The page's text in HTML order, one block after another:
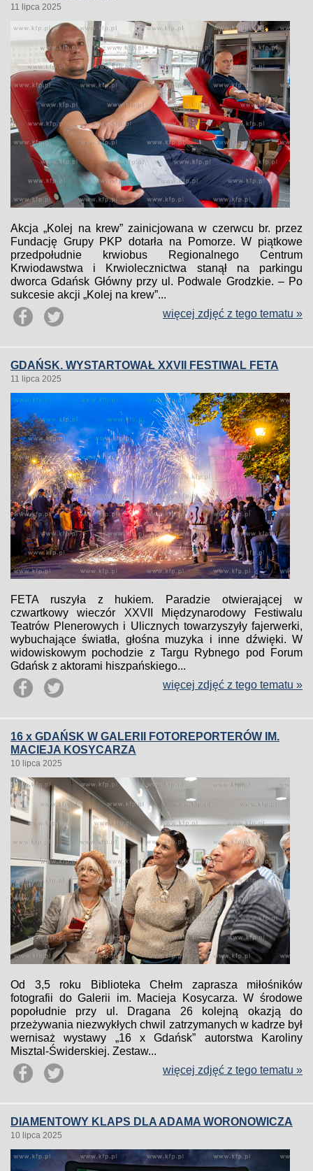
11 lipca 2025
Akcja „Kolej na krew” zainicjowana w czerwcu br. przez
Fundację Grupy PKP dotarła na Pomorze. W piątkowe
przedpołudnie krwiobus Regionalnego Centrum
Krwiodawstwa i Krwiolecznictwa stanął na parkingu
dworca Gdańsk Główny przy ul. Podwale Grodzkie. – Po
sukcesie akcji „Kolej na krew”...
więcej zdjęć z tego tematu »
GDAŃSK. WYSTARTOWAŁ XXVII FESTIWAL FETA
11 lipca 2025
FETA ruszyła z hukiem. Paradzie otwierającej w
czwartkowy wieczór XXVII Międzynarodowy Festiwalu
Teatrów Plenerowych i Ulicznych towarzyszyły fajerwerki,
wybuchające światła, głośna muzyka i inne dźwięki. W
widowiskowym pochodzie z Targu Rybnego pod Forum
Gdańsk z aktorami hiszpańskiego...
więcej zdjęć z tego tematu »
16 x GDAŃSK W GALERII FOTOREPORTERÓW IM.
MACIEJA KOSYCARZA
10 lipca 2025
Od 3,5 roku Biblioteka Chełm zaprasza miłośników
fotografii do Galerii im. Macieja Kosycarza. W środowe
popołudnie przy ul. Dragana 26 kolejną okazją do
przeżywania niezwykłych chwil zatrzymanych w kadrze był
wernisaż wystawy „16 x Gdańsk” autorstwa Karoliny
Misztal-Świderskiej. Zestaw...
więcej zdjęć z tego tematu »
DIAMENTOWY KLAPS DLA ADAMA WORONOWICZA
10 lipca 2025